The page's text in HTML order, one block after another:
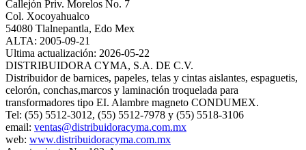
Callejón Priv. Morelos No. 7
Col. Xocoyahualco
54080 Tlalnepantla, Edo Mex
ALTA: 2005-09-21
Ultima actualización: 2026-05-22
DISTRIBUIDORA CYMA, S.A. DE C.V.
Distribuidor de barnices, papeles, telas y cintas aislantes, espaguetis,
celorón, conchas,marcos y laminación troquelada para
transformadores tipo EI. Alambre magneto CONDUMEX.
Tel: (55) 5512-3012, (55) 5512-7978 y (55) 5518-3106
email: ventas@distribuidoracyma.com.mx
web: www.distribuidoracyma.com.mx